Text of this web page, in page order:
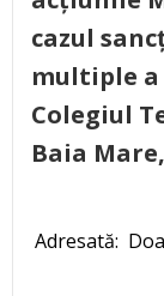
cazul
multiple a
Colegiul
Baia
Adresată: